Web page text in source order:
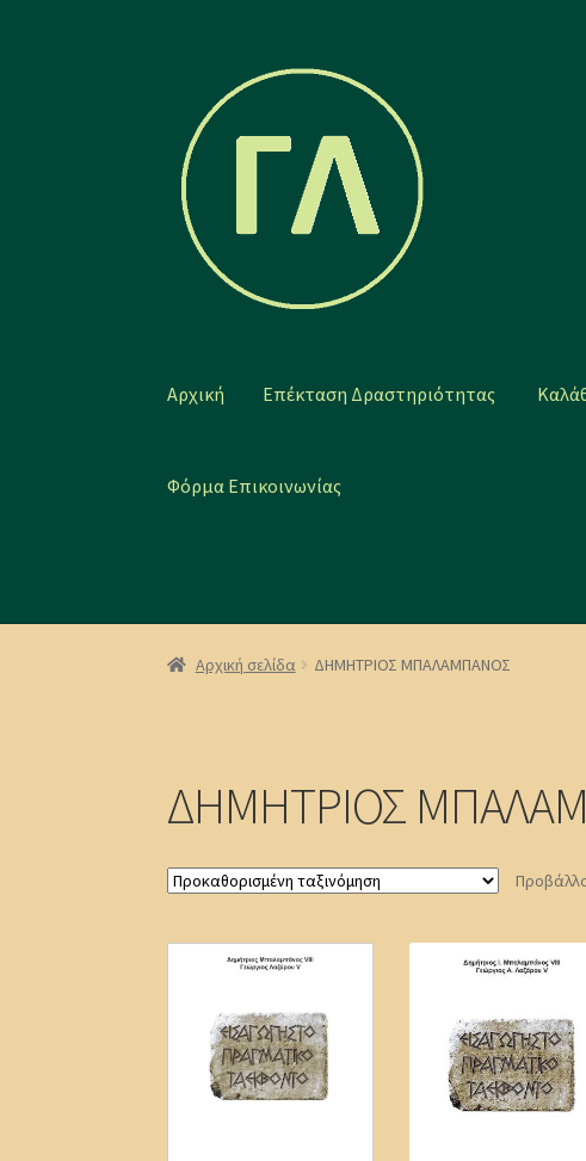
μετάβαση
στην
πλοήγηση
περιεχόμενο
Αρχική Επέκταση Δραστηριότητας
Φόρμα Επικοινωνίας
Αρχική σελίδα ΔΗΜΗΤΡΙΟΣ ΜΠΑΛΑΜΠΑΝΟΣ
ΔΗΜΗΤΡΙΟΣ